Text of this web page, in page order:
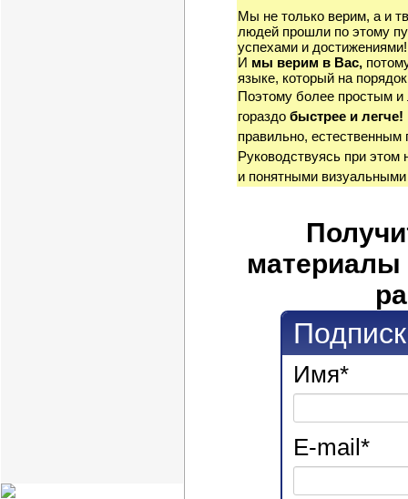
Мы не только верим, а и
людей прошли по этому
успехами и достижениями!
И мы верим в Вас,
языке, который на
Поэтому более простым
гораздо быстрее и легче!
правильно, естественным
Руководствуясь при
и понятными
материалы
Имя*
E-mail *